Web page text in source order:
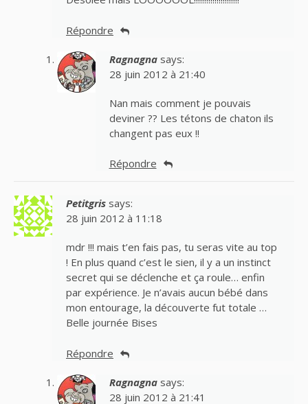
Répondre
Ragnagna says:
28 juin 2012 à 21:40
Nan mais comment je pouvais
deviner ?? Les tétons de chaton ils
changent pas eux !!
Répondre
Petitgris says:
28 juin 2012 à 11:18
mdr !!! mais t’en fais pas, tu seras vite au top
! En plus quand c’est le sien, il y a un instinct
secret qui se déclenche et ça roule… enfin
par expérience. Je n’avais aucun bébé dans
mon entourage, la découverte fut totale …
Belle journée Bises
Répondre
Ragnagna says:
28 juin 2012 à 21:41